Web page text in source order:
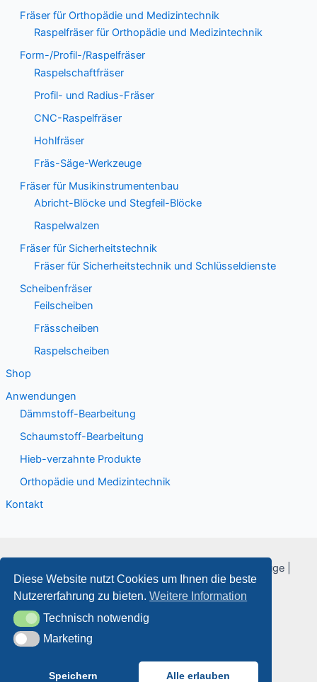
Fräser für Orthopädie und Medizintechnik
Raspelfräser für Orthopädie und Medizintechnik
Form-/Profil-/Raspelfräser
Raspelschaftfräser
Profil- und Radius-Fräser
CNC-Raspelfräser
Hohlfräser
Fräs-Säge-Werkzeuge
Fräser für Musikinstrumentenbau
Abricht-Blöcke und Stegfeil-Blöcke
Raspelwalzen
Fräser für Sicherheitstechnik
Fräser für Sicherheitstechnik und Schlüsseldienste
Scheibenfräser
Feilscheiben
Frässcheiben
Raspelscheiben
Shop
Anwendungen
Dämmstoff-Bearbeitung
Schaumstoff-Bearbeitung
Hieb-verzahnte Produkte
Orthopädie und Medizintechnik
Kontakt
Copyright © 2026 Ing. Reiner Junge Turbowerkzeuge |
turbowerkzeuge.de
Allgemeine Geschäftsbedingungen
Datenschutz
Diese Website nutzt Cookies um Ihnen die beste
Nutzererfahrung zu bieten.Weitere Information
Technisch notwendig
Technisch notwendig
MarketingMarketing
Speichern Alle erlauben